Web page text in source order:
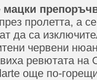
мацки
пролетта, а
да са
червени
ревютата на
още по-